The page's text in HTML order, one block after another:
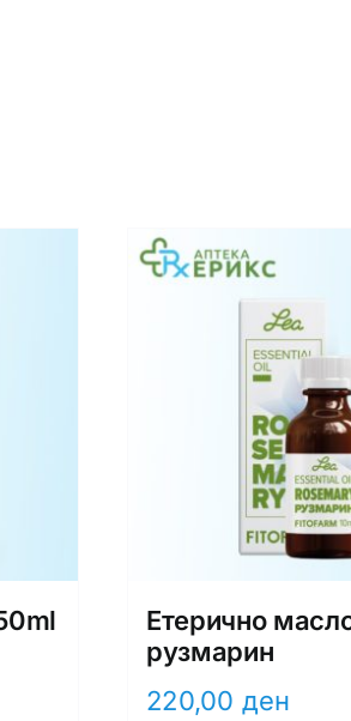
Етерично
рузмарин
220,00 ден